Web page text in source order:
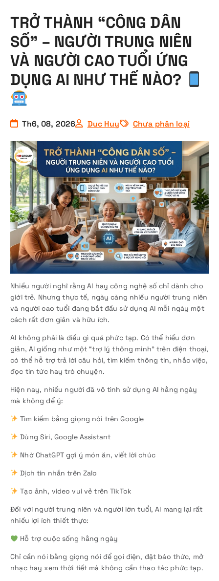
TRỞ THÀNH “CÔNG DÂN
SỐ” – NGƯỜI TRUNG NIÊN
VÀ NGƯỜI CAO TUỔI ỨNG
DỤNG AI NHƯ THẾ NÀO?
Th6, 08, 2026 Duc Huy Chưa phân loại
Nhiều người nghĩ rằng AI hay công nghệ số chỉ dành cho
giới trẻ. Nhưng thực tế, ngày càng nhiều người trung niên
và người cao tuổi đang bắt đầu sử dụng AI mỗi ngày một
cách rất đơn giản và hữu ích.
AI không phải là điều gì quá phức tạp. Có thể hiểu đơn
giản, AI giống như một “trợ lý thông minh” trên điện thoại,
có thể hỗ trợ trả lời câu hỏi, tìm kiếm thông tin, nhắc việc,
đọc tin tức hay trò chuyện.
Hiện nay, nhiều người đã vô tình sử dụng AI hằng ngày
mà không để ý:
Tìm kiếm bằng giọng nói trên Google
Dùng Siri, Google Assistant
Nhờ ChatGPT gợi ý món ăn, viết lời chúc
Dịch tin nhắn trên Zalo
Tạo ảnh, video vui vẻ trên TikTok
Đối với người trung niên và người lớn tuổi, AI mang lại rất
nhiều lợi ích thiết thực:
Hỗ trợ cuộc sống hằng ngày
Chỉ cần nói bằng giọng nói để gọi điện, đặt báo thức, mở
nhạc hay xem thời tiết mà không cần thao tác phức tạp.